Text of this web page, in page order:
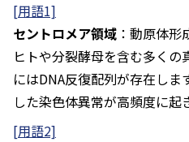
[用語1]
セントロメア領域 ：動原体形
ヒトや分裂酵母を含む多く
にはDNA反復配列が存在し
した染色体異常が高頻度に起
[用語2]